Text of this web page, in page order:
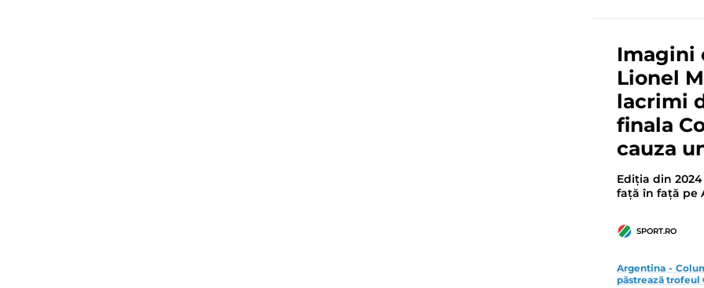
Imagini
Lionel
lacrimi
finala
cauza
Ediția din
față în față pe
SPORT.RO
Argentina -
păstrează trofeul